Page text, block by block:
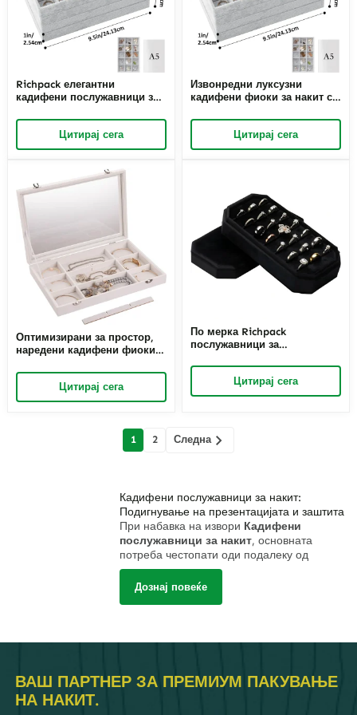
Richpack елегантни
кадифени послужавници за
може да се редат еден врз
друг | Прилагодлива
организација за продавници
трговија на кои им е
потребно ефикасно
складирање
Цитирај сега
Извонредни луксузни
кадифени фиоки за накит со
Нарачани решенија за
приказ за изложби на накит
од висока класа и шалтери
Цитирај сега
Оптимизирани за простор,
наредени кадифени фиоки
Совршен за организиран
шалтер на малопродажба и
трговци со накит во бутици
Цитирај сега
По мерка Richpack
послужавници за
нарачка | Елегантни
решенија за продавници за
накит од висока класа и
Цитирај сега
1 2 Следна
Кадифени послужавници за накит:
Подигнување на презентацијата и заштита
При набавка на извори Кадифени
послужавници за накит, основната
потреба честопати оди подалеку од
едноставно складирање. Станува збор за
искористување на уникатните својства на
подобрување на малопродажните изложби
Зошто велвет? Разбирање на
Дознај повеќе
ВАШ ПАРТНЕР ЗА ПРЕМИУМ ПАКУВАЊЕ
НА НАКИТ.